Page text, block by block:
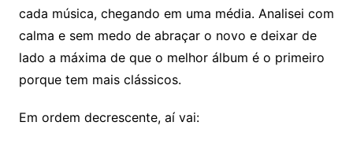
cada música, chegando em uma média. Analisei com
calma e sem medo de abraçar o novo e deixar de
lado a máxima de que o melhor álbum é o primeiro
porque tem mais clássicos.
Em ordem decrescente, aí vai: